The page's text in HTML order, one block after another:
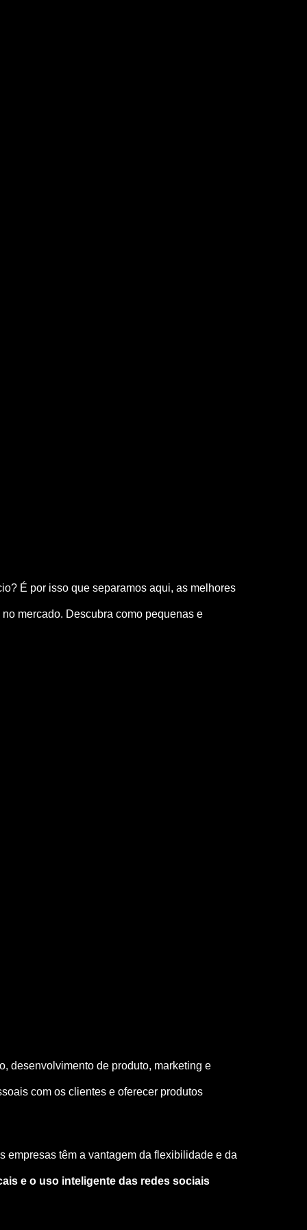
É por isso que separamos aqui, as melhores
mercado. Descubra como pequenas e
desenvolvimento de produto, marketing e
com os clientes e oferecer produtos
empresas têm a vantagem da flexibilidade e da
e o uso inteligente das redes sociais